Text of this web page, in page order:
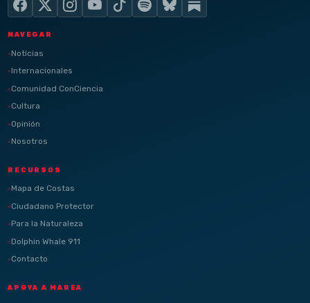
NAVEGAR
Noticias
Internacionales
Comunidad ConCiencia
Cultura
Opinión
Nosotros
RECURSOS
Mapa de Costas
Ciudadano Protector
Para la Naturaleza
Dolphin Whale 911
Contacto
APOYA A MAREA